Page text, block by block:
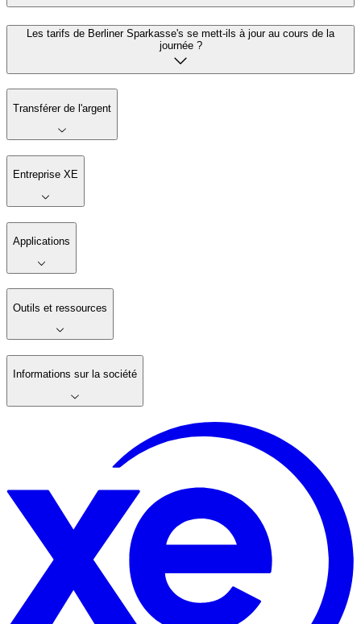
Les tarifs de Berliner Sparkasse's se mett-ils à jour au cours de la
journée ?
Transférer de l'argent
Entreprise XE
Applications
Outils et ressources
Informations sur la société